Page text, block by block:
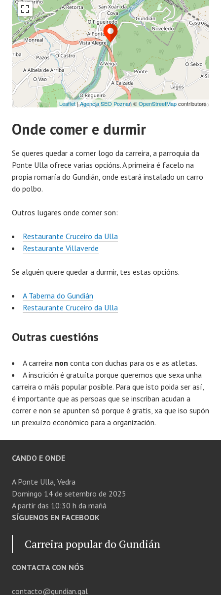
Leaflet|Agencja SEO Poznań©OpenStreetMapcontributors
Onde comer e durmir
Se queres quedar a comer logo da carreira, a parroquia da
Ponte Ulla ofrece varias opcións. A primeira é facelo na
propia romaría do Gundián, onde estará instalado un carro
do polbo.
Outros lugares onde comer son:
Restaurante Cruceiro da Ulla
Restaurante Villaverde
Se alguén quere quedar a durmir, tes estas opcións.
A Taberna do Gundián
Restaurante Cruceiro da Ulla
Outras cuestións
A carreira non conta con duchas para os e as atletas.
A inscrición é gratuíta porque queremos que sexa unha
carreira o máis popular posible. Para que isto poida ser así,
é importante que as persoas que se inscriban acudan a
correr e non se apunten só porque é gratis, xa que iso supón
un prexuízo económico para a organización.
CANDO E ONDE
A Ponte Ulla, Vedra
Domingo 14 de setembro de 2025
A partir das 10:30 h da mañá
SÍGUENOS EN FACEBOOK
Carreira popular do Gundián
CONTACTA CON NÓS
contacto@gundian.gal